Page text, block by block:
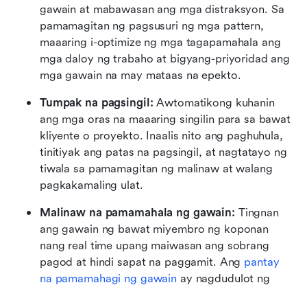
gawain at mabawasan ang mga distraksyon. Sa
pamamagitan ng pagsusuri ng mga pattern,
maaaring i-optimize ng mga tagapamahala ang
mga daloy ng trabaho at bigyang-priyoridad ang
mga gawain na may mataas na epekto.
Tumpak na pagsingil: Awtomatikong kuhanin
ang mga oras na maaaring singilin para sa bawat
kliyente o proyekto. Inaalis nito ang paghuhula,
tinitiyak ang patas na pagsingil, at nagtatayo ng
tiwala sa pamamagitan ng malinaw at walang
pagkakamaling ulat.
Malinaw na pamamahala ng gawain: Tingnan
ang gawain ng bawat miyembro ng koponan
nang real time upang maiwasan ang sobrang
pagod at hindi sapat na paggamit. Ang pantay
na pamamahagi ng gawain ay nagdudulot ng